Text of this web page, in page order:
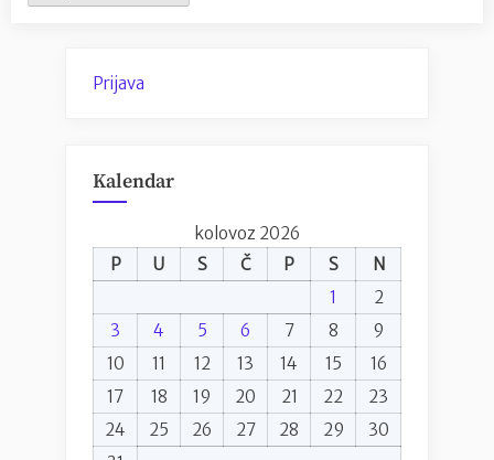
Prijava
Kalendar
kolovoz 2026
P
U S Č P S
N
1
2
3
4 5 6 7 8
9
10
11 12 13 14 15
16
17
18 19 20 21 22
23
24
25 26 27 28 29
30